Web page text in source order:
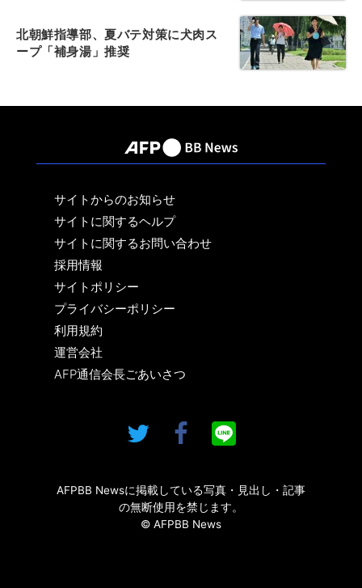
北朝鮮指導部、夏バテ対策に犬肉ス
ープ「補身湯」推奨
サイトからのお知らせ
サイトに関するヘルプ
サイトに関するお問い合わせ
採用情報
サイトポリシー
プライバシーポリシー
利用規約
運営会社
AFP通信会長ごあいさつ
AFPBB Newsに掲載している写真・見出し・記事
の無断使用を禁じます。
© AFPBB News